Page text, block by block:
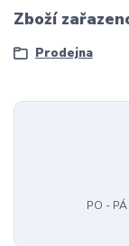
Zboží
Prodejna
PO -